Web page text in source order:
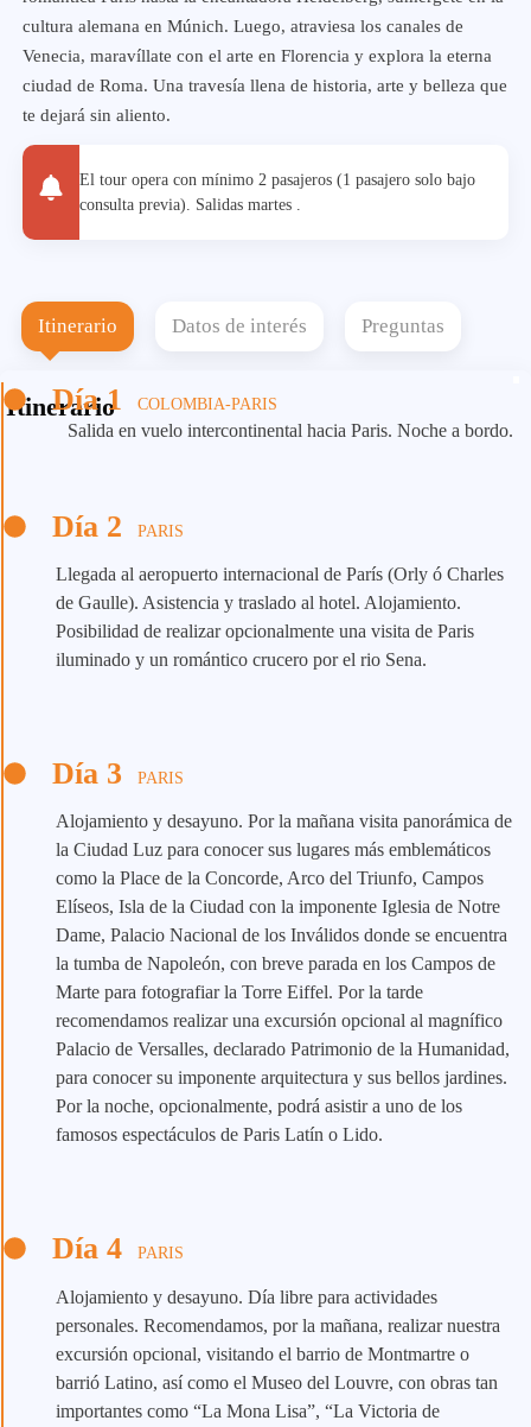
cultura alemana en Múnich. Luego, atraviesa los canales de
Venecia, maravíllate con el arte en Florencia y explora la eterna
ciudad de Roma. Una travesía llena de historia, arte y belleza que
te dejará sin aliento.
El tour opera con mínimo 2 pasajeros (1 pasajero solo bajo
consulta previa). Salidas martes .
Itinerario Datos de interés Preguntas
Itinerario
Día 1 COLOMBIA-PARIS
Salida en vuelo intercontinental hacia Paris. Noche a bordo.
Día 2 PARIS
Llegada al aeropuerto internacional de París (Orly ó Charles
de Gaulle). Asistencia y traslado al hotel. Alojamiento.
Posibilidad de realizar opcionalmente una visita de Paris
iluminado y un romántico crucero por el rio Sena.
Día 3 PARIS
Alojamiento y desayuno. Por la mañana visita panorámica de
la Ciudad Luz para conocer sus lugares más emblemáticos
como la Place de la Concorde, Arco del Triunfo, Campos
Elíseos, Isla de la Ciudad con la imponente Iglesia de Notre
Dame, Palacio Nacional de los Inválidos donde se encuentra
la tumba de Napoleón, con breve parada en los Campos de
Marte para fotografiar la Torre Eiffel. Por la tarde
recomendamos realizar una excursión opcional al magnífico
Palacio de Versalles, declarado Patrimonio de la Humanidad,
para conocer su imponente arquitectura y sus bellos jardines.
Por la noche, opcionalmente, podrá asistir a uno de los
famosos espectáculos de Paris Latín o Lido.
Día 4 PARIS
Alojamiento y desayuno. Día libre para actividades
personales. Recomendamos, por la mañana, realizar nuestra
excursión opcional, visitando el barrio de Montmartre o
barrió Latino, así como el Museo del Louvre, con obras tan
importantes como “La Mona Lisa”, “La Victoria de